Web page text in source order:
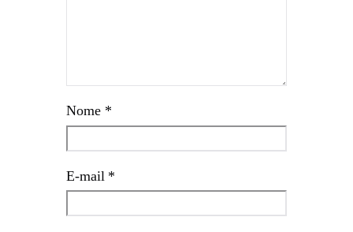
Nome *
E-mail *